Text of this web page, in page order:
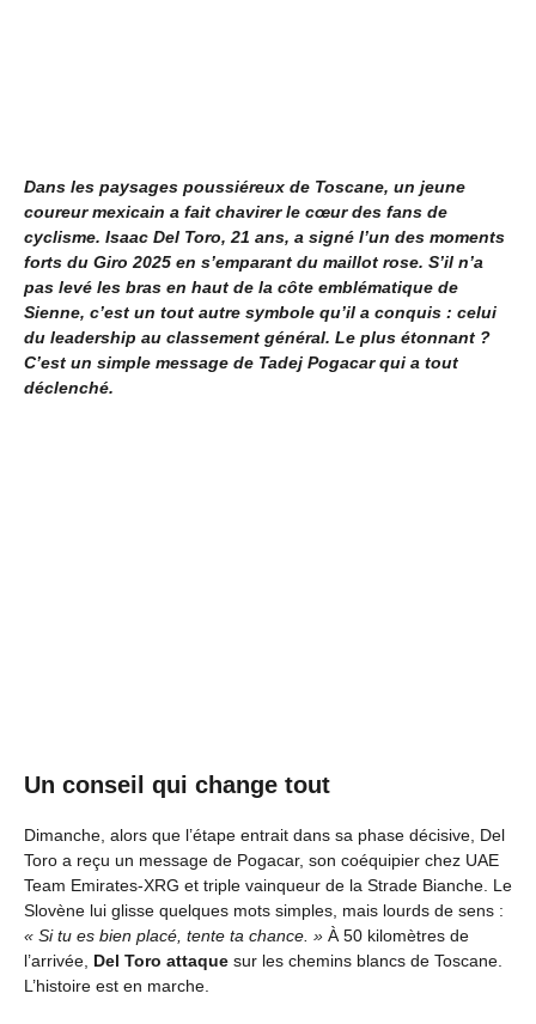
Dans les paysages poussiéreux de Toscane, un jeune
coureur mexicain a fait chavirer le cœur des fans de
cyclisme. Isaac Del Toro, 21 ans, a signé l’un des moments
forts du Giro 2025 en s’emparant du maillot rose. S’il n’a
pas levé les bras en haut de la côte emblématique de
Sienne, c’est un tout autre symbole qu’il a conquis : celui
du leadership au classement général. Le plus étonnant ?
C’est un simple message de Tadej Pogacar qui a tout
déclenché.
Un conseil qui change tout
Dimanche, alors que l’étape entrait dans sa phase décisive, Del
Toro a reçu un message de Pogacar, son coéquipier chez UAE
Team Emirates-XRG et triple vainqueur de la Strade Bianche. Le
Slovène lui glisse quelques mots simples, mais lourds de sens :
« Si tu es bien placé, tente ta chance. » À 50 kilomètres de
l’arrivée, Del Toro attaque sur les chemins blancs de Toscane.
L’histoire est en marche.